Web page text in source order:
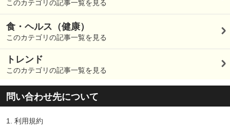
このカテゴリの記事一覧を見る
食・ヘルス（健康）
このカテゴリの記事一覧を見る
トレンド
このカテゴリの記事一覧を見る
問い合わせ先について
1. 利用規約